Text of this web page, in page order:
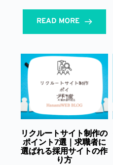
READ MORE
リクルートサイト制作の
ポイント7選｜求職者に
選ばれる採用サイトの作
り方